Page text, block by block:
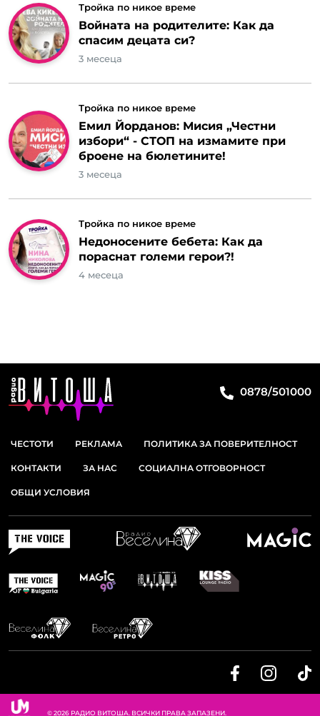
Тройка по никое време
Войната на родителите: Как да
спасим децата си?
3 месеца
Тройка по никое време
Емил Йорданов: Мисия „Честни
избори“ - СТОП на измамите при
броене на бюлетините!
3 месеца
Тройка по никое време
Недоносените бебета: Как да
пораснат големи герои?!
4 месеца
0878/501000
ЧЕСТОТИ РЕКЛАМА ПОЛИТИКА ЗА ПОВЕРИТЕЛНОСТ
КОНТАКТИ ЗА НАС СОЦИАЛНА ОТГОВОРНОСТ
ОБЩИ УСЛОВИЯ
© 2026 РАДИО ВИТОША. ВСИЧКИ ПРАВА ЗАПАЗЕНИ.